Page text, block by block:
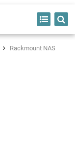
Rackmount NAS